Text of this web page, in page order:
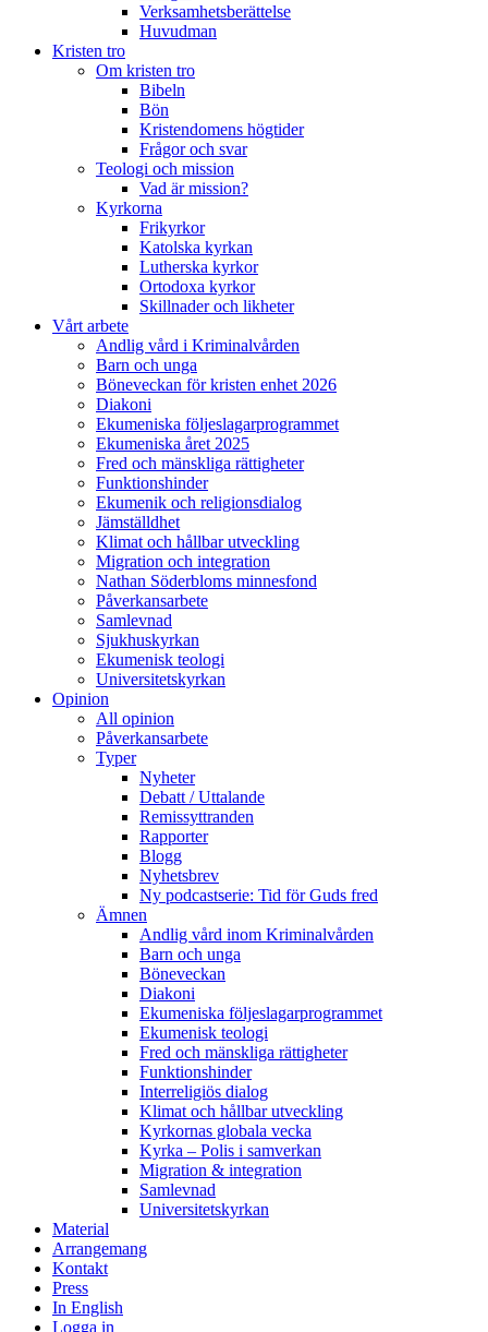
Verksamhetsberättelse
Huvudman
Kristen tro
Om kristen tro
Bibeln
Bön
Kristendomens högtider
Frågor och svar
Teologi och mission
Vad är mission?
Kyrkorna
Frikyrkor
Katolska kyrkan
Lutherska kyrkor
Ortodoxa kyrkor
Skillnader och likheter
Vårt arbete
Andlig vård i Kriminalvården
Barn och unga
Böneveckan för kristen enhet 2026
Diakoni
Ekumeniska följeslagarprogrammet
Ekumeniska året 2025
Fred och mänskliga rättigheter
Funktionshinder
Ekumenik och religionsdialog
Jämställdhet
Klimat och hållbar utveckling
Migration och integration
Nathan Söderbloms minnesfond
Påverkansarbete
Samlevnad
Sjukhuskyrkan
Ekumenisk teologi
Universitetskyrkan
Opinion
All opinion
Påverkansarbete
Typer
Nyheter
Debatt / Uttalande
Remissyttranden
Rapporter
Blogg
Nyhetsbrev
Ny podcastserie: Tid för Guds fred
Ämnen
Andlig vård inom Kriminalvården
Barn och unga
Böneveckan
Diakoni
Ekumeniska följeslagarprogrammet
Ekumenisk teologi
Fred och mänskliga rättigheter
Funktionshinder
Interreligiös dialog
Klimat och hållbar utveckling
Kyrkornas globala vecka
Kyrka – Polis i samverkan
Migration & integration
Samlevnad
Universitetskyrkan
Material
Arrangemang
Kontakt
Press
In English
Logga in